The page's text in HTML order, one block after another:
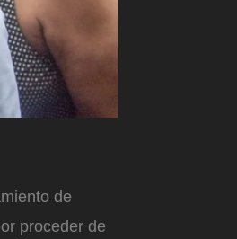
de
proceder de